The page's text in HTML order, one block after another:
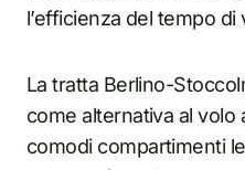
l’efficienza del tempo di
La tratta Berlino-
come alternativa al volo
comodi compartimenti